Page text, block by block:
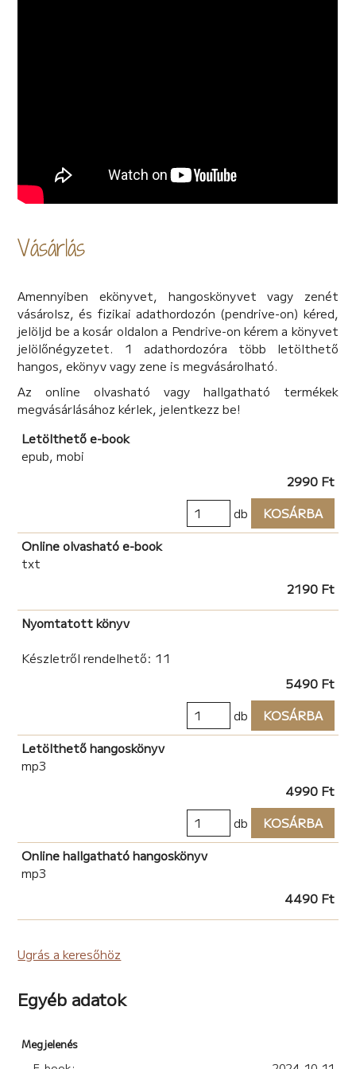
Vásárlás
Amennyiben ekönyvet, hangoskönyvet vagy zenét
vásárolsz, és fizikai adathordozón (pendrive-on) kéred,
jelöljd be a kosár oldalon a Pendrive-on kérem a könyvet
jelölőnégyzetet. 1 adathordozóra több letölthető
hangos, ekönyv vagy zene is megvásárolható.
Az online olvasható vagy hallgatható termékek
megvásárlásához kérlek, jelentkezz be!
Letölthető e-book
epub, mobi
2990 Ft
db
KOSÁRBA
Online olvasható e-book
txt
2190 Ft
Nyomtatott könyv
Készletről rendelhető: 11
5490 Ft
db
KOSÁRBA
Letölthető hangoskönyv
mp3
4990 Ft
db
KOSÁRBA
Online hallgatható hangoskönyv
mp3
4490 Ft
Ugrás a keresőhöz
Egyéb adatok
Megjelenés